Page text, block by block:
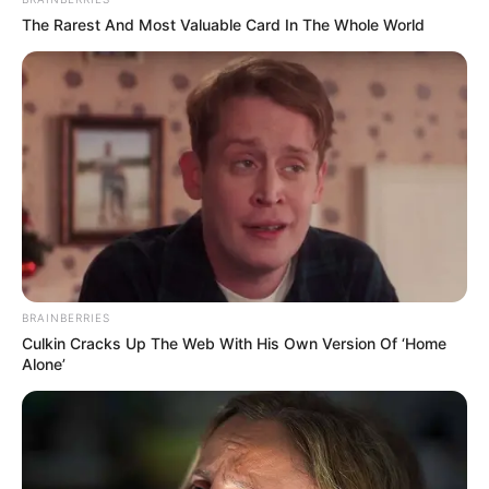
Daftar isi
Detail
Judul: Eggnoid: Cinta & Portal Waktu
The Rarest And Most Valuable Card In The Whole World
BRAINBERRIES
Culkin Cracks Up The Web With His Own Version Of ‘Home
Alone’